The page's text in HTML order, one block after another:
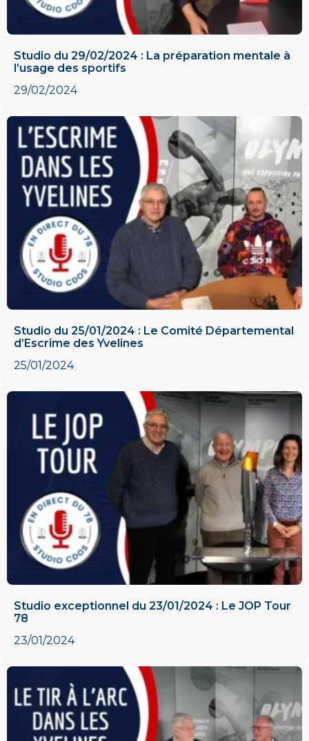
Studio du 29/02/2024 : La préparation mentale à
l’usage des sportifs
29/02/2024
Studio du 25/01/2024 : Le Comité Départemental
d’Escrime des Yvelines
25/01/2024
Studio exceptionnel du 23/01/2024 : Le JOP Tour
78
23/01/2024